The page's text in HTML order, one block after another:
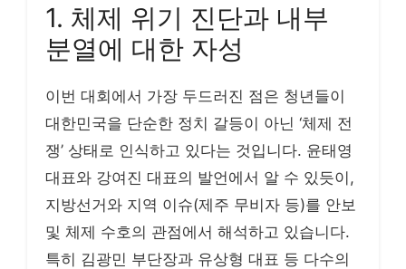
1. 체제 위기 진단과 내부
분열에 대한 자성
이번 대회에서 가장 두드러진 점은 청년들이
대한민국을 단순한 정치 갈등이 아닌 ‘체제 전
쟁’ 상태로 인식하고 있다는 것입니다. 윤태영
대표와 강여진 대표의 발언에서 알 수 있듯이,
지방선거와 지역 이슈(제주 무비자 등)를 안보
및 체제 수호의 관점에서 해석하고 있습니다.
특히 김광민 부단장과 유상형 대표 등 다수의